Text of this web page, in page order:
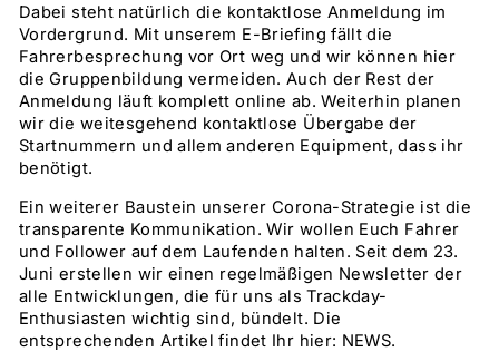
Dabei steht natürlich die kontaktlose Anmeldung im
Vordergrund. Mit unserem E-Briefing fällt die
Fahrerbesprechung vor Ort weg und wir können hier
die Gruppenbildung vermeiden. Auch der Rest der
Anmeldung läuft komplett online ab. Weiterhin planen
wir die weitesgehend kontaktlose Übergabe der
Startnummern und allem anderen Equipment, dass ihr
benötigt.
Ein weiterer Baustein unserer Corona-Strategie ist die
transparente Kommunikation. Wir wollen Euch Fahrer
und Follower auf dem Laufenden halten. Seit dem 23.
Juni erstellen wir einen regelmäßigen Newsletter der
alle Entwicklungen, die für uns als Trackday-
Enthusiasten wichtig sind, bündelt. Die
entsprechenden Artikel findet Ihr hier: NEWS.